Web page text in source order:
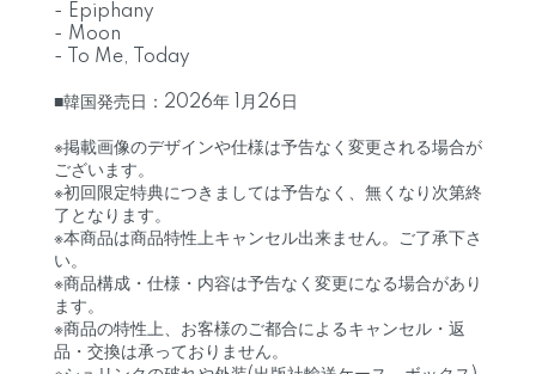
- Epiphany
- Moon
- To Me, Today
■韓国発売日：2026年 1月26日
※掲載画像のデザインや仕様は予告なく変更される場合が
ございます。
※初回限定特典につきましては予告なく、無くなり次第終
了となります。
※本商品は商品特性上キャンセル出来ません。ご了承下さ
い。
※商品構成・仕様・内容は予告なく変更になる場合があり
ます。
※商品の特性上、お客様のご都合によるキャンセル・返
品・交換は承っておりません。